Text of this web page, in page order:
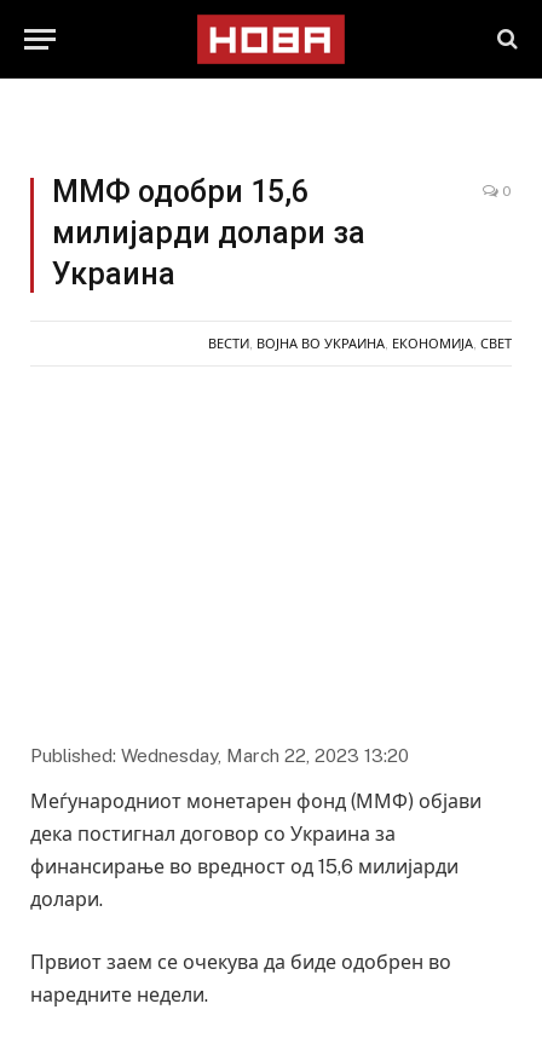
ММФ одобри 15,6
милијарди долари за
Украина
0
ВЕСТИ ВОЈНА ВО УКРАИНА ЕКОНОМИЈА СВЕТ
Published: Wednesday, March 22, 2023 13:20
Меѓународниот монетарен фонд (ММФ) објави
дека постигнал договор со Украина за
финансирање во вредност од 15,6 милијарди
долари.
Првиот заем се очекува да биде одобрен во
наредните недели.